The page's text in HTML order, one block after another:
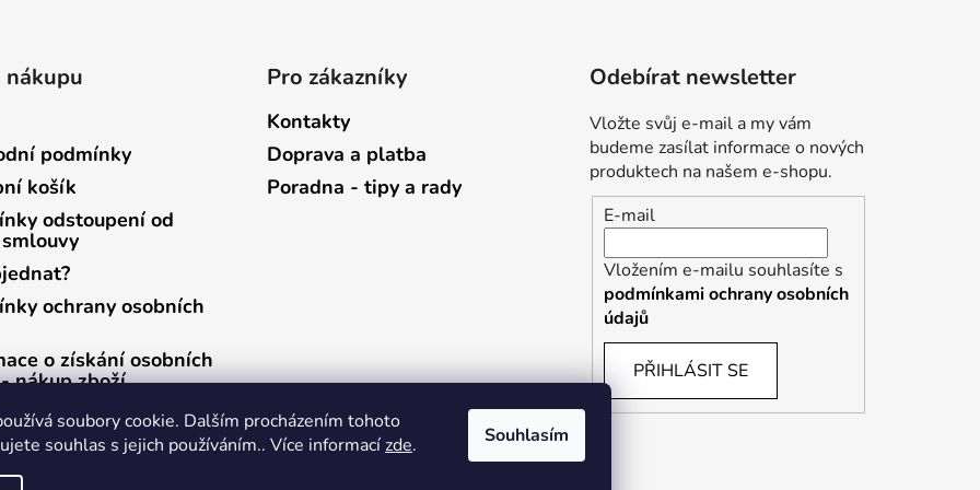
soubory cookie. Dalším procházením tohoto
souhlas s jejich používáním.. Více informacízde. Souhlasím
nákupu
podmínky
košík
odstoupení od
ochrany osobních
o získání osobních
nákup zboží
o získání osobních
zasílání newsletterů
Pro zákazníky
Kontakty
Doprava a platba
Poradna - tipy a rady
Odebírat newsletter
Vložte svůj e-mail a my vám
budeme zasílat informace o nových
produktech na našem e-shopu.
E-mail
Vložením e-mailu souhlasíte s
podmínkami ochrany osobních
údajů
PŘIHLÁSIT SE